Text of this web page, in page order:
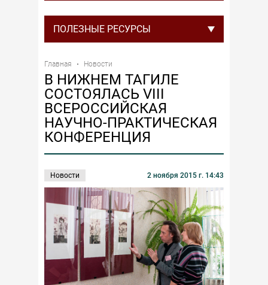
Главная Новости
В НИЖНЕМ ТАГИЛЕ
СОСТОЯЛАСЬ VIII
ВСЕРОССИЙСКАЯ
НАУЧНО-ПРАКТИЧЕСКАЯ
КОНФЕРЕНЦИЯ
Новости 2 ноября 2015 г. 14:43
ПОЛЕЗНЫЕ РЕСУРСЫ